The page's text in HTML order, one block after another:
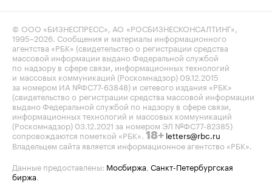
© ООО «БИЗНЕСПРЕСС», АО «РОСБИЗНЕСКОНСАЛТИНГ»,
1995–2026. Сообщения и материалы информационного
агентства «РБК» (свидетельство о регистрации средства
массовой информации выдано Федеральной службой
по надзору в сфере связи, информационных технологий
и массовых коммуникаций (Роскомнадзор) 09.12.2015
за номером ИА №ФС77-63848) и сетевого издания «РБК»
(свидетельство о регистрации средства массовой информации
выдано Федеральной службой по надзору в сфере связи,
информационных технологий и массовых коммуникаций
(Роскомнадзор) 03.12.2021 за номером ЭЛ №ФС77-82385)
сопровождаются пометкой «РБК». 18+ letters@rbc.ru
Владельцем сайта является информационное агентство «РБК».
Данные предоставлены: Мосбиржа, Санкт-Петербургская
биржа.